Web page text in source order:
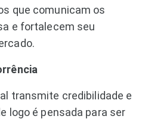
que comunicam os
e fortalecem seu
transmite credibilidade e
logo é pensada para ser